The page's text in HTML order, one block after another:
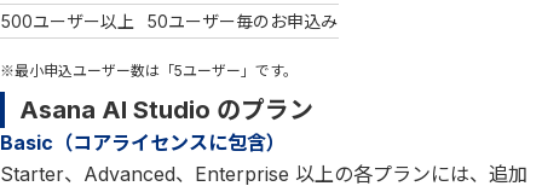
500ユーザー以上
50ユーザー毎のお申込み
※最小申込ユーザー数は「5ユーザー」です。
Asana AI Studio のプラン
Basic（コアライセンスに包含）
Starter、Advanced、Enterprise 以上の各プランには、追加